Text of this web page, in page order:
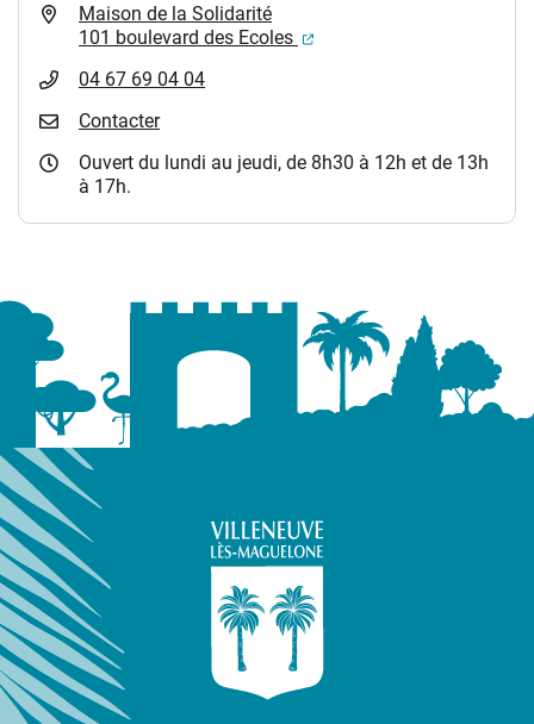
Maison de la Solidarité
101 boulevard des Ecoles
(ouverture dans un
04 67 69 04 04
Contacter
Ouvert du lundi au jeudi, de 8h30 à 12h et de 13h
à 17h.